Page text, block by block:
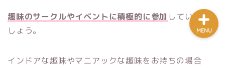
趣味のサークルやイベントに積極的に参加 していきま
しょう。
インドアな趣味やマニアックな趣味をお持ちの場合
MENU